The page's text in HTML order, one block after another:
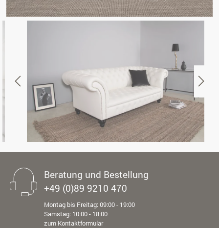
Beratung und Bestellung
+49 (0)89 9210 470
Montag bis Freitag: 09:00 - 19:00
Samstag: 10:00 - 18:00
zum Kontaktformular